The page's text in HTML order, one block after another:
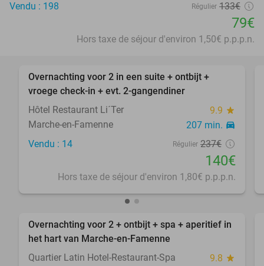
Vendu : 198 Régulier 133€
79€
Hors taxe de séjour d'environ 1,50€ p.p.p.n.
favorite_border
Overnachting voor 2 in een suite + ontbijt +
vroege check-in + evt. 2-gangendiner
Hôtel Restaurant Li´Ter
9.9 star
Marche-en-Famenne 207 min. directions_car
Vendu : 14 Régulier 237€
140€
Hors taxe de séjour d'environ 1,80€ p.p.p.n.
35%
favorite_border
Overnachting voor 2 + ontbijt + spa + aperitief in
het hart van Marche-en-Famenne
Quartier Latin Hotel-Restaurant-Spa
9.8 star